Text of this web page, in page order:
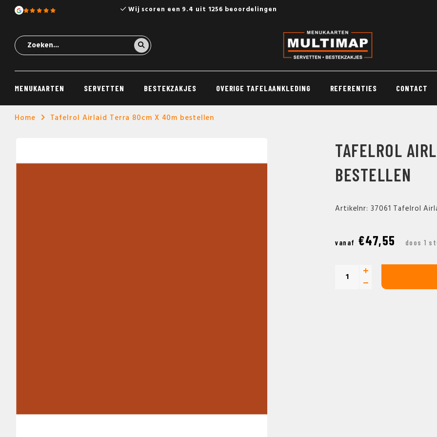
Wij scoren een 9.4 uit 1256 beoordelingen
MENUKAARTEN SERVETTEN BESTEKZAKJES OVERIGE TAFELAANKLEDING REFERENTIES CONTACT
Home Tafelrol Airlaid Terra 80cm X 40m bestellen
TAFELROL
BESTELLEN
Artikelnr: 37061 Tafelrol
vanaf €47,55 doos 1